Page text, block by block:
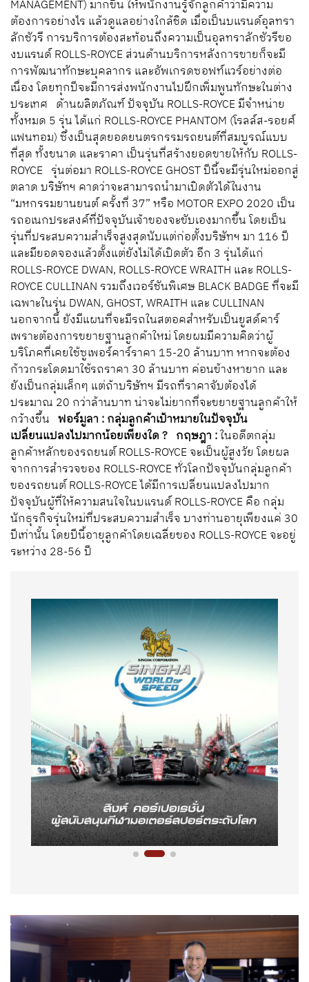
MANAGEMENT) มากขึ้น ให้พนักงานรู้จักลูกค้าว่ามีความ
ต้องการอย่างไร แล้วดูแลอย่างใกล้ชิด เมื่อเป็นบแรนด์อุลทรา
ลักชัวรี การบริการต้องสะท้อนถึงความเป็นอุลทราลักชัวรีขอ
งบแรนด์ ROLLS-ROYCE ส่วนด้านบริการหลังการขายก็จะมี
การพัฒนาทักษะบุคลากร และอัพเกรดซอฟท์แวร์อย่างต่อ
เนื่อง โดยทุกปีจะมีการส่งพนักงานไปฝึกเพิ่มพูนทักษะในต่าง
ประเทศ ด้านผลิตภัณฑ์ ปัจจุบัน ROLLS-ROYCE มีจำหน่าย
ทั้งหมด 5 รุ่น ได้แก่ ROLLS-ROYCE PHANTOM (โรลล์ส-รอยศ์
แฟนทอม) ซึ่งเป็นสุดยอดยนตรกรรมรถยนต์ที่สมบูรณ์แบบ
ที่สุด ทั้งขนาด และราคา เป็นรุ่นที่สร้างยอดขายให้กับ ROLLS-
ROYCE รุ่นต่อมา ROLLS-ROYCE GHOST ปีนี้จะมีรุ่นใหม่ออกสู่
ตลาด บริษัทฯ คาดว่าจะสามารถนำมาเปิดตัวได้ในงาน
“มหกรรมยานยนต์ ครั้งที่ 37” หรือ MOTOR EXPO 2020 เป็น
รถอเนกประสงค์ที่ปัจจุบันเจ้าของจะขับเองมากขึ้น โดยเป็น
รุ่นที่ประสบความสำเร็จสูงสุดนับแต่ก่อตั้งบริษัทฯ มา 116 ปี
และมียอดจองแล้วตั้งแต่ยังไม่ได้เปิดตัว อีก 3 รุ่นได้แก่
ROLLS-ROYCE DWAN, ROLLS-ROYCE WRAITH และ ROLLS-
ROYCE CULLINAN รวมถึงเวอร์ชันพิเศษ BLACK BADGE ที่จะมี
เฉพาะในรุ่น DWAN, GHOST, WRAITH และ CULLINAN
นอกจากนี้ ยังมีแผนที่จะมีรถในสตอคสำหรับเป็นยูสด์คาร์
เพราะต้องการขยายฐานลูกค้าใหม่ โดยผมมีความคิดว่าผู้
บริโภคที่เคยใช้ซูเพอร์คาร์ราคา 15-20 ล้านบาท หากจะต้อง
ก้าวกระโดดมาใช้รถราคา 30 ล้านบาท ค่อนข้างหายาก และ
ยังเป็นกลุ่มเล็กๆ แต่ถ้าบริษัทฯ มีรถที่ราคาจับต้องได้
ประมาณ 20 กว่าล้านบาท น่าจะไม่ยากที่จะขยายฐานลูกค้าให้
กว้างขึ้น ฟอร์มูลา : กลุ่มลูกค้าเป้าหมายในปัจจุบัน
เปลี่ยนแปลงไปมากน้อยเพียงใด ? กฤษฎา :ในอดีตกลุ่ม
ลูกค้าหลักของรถยนต์ ROLLS-ROYCE จะเป็นผู้สูงวัย โดยผล
จากการสำรวจของ ROLLS-ROYCE ทั่วโลกปัจจุบันกลุ่มลูกค้า
ของรถยนต์ ROLLS-ROYCE ได้มีการเปลี่ยนแปลงไปมาก
ปัจจุบันผู้ที่ให้ความสนใจในบแรนด์ ROLLS-ROYCE คือ กลุ่ม
นักธุรกิจรุ่นใหม่ที่ประสบความสำเร็จ บางท่านอายุเพียงแค่ 30
ปีเท่านั้น โดยปีนี้อายุลูกค้าโดยเฉลี่ยของ ROLLS-ROYCE จะอยู่
ระหว่าง 28-56 ปี